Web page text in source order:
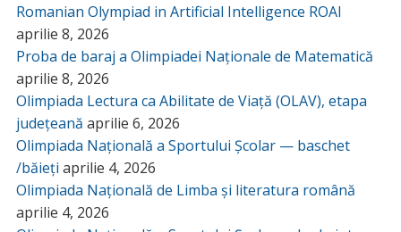
Romanian Olympiad in Artificial Intelligence ROAI
aprilie 8, 2026
Proba de baraj a Olimpiadei Naționale de Matematică
aprilie 8, 2026
Olimpiada Lectura ca Abilitate de Viață (OLAV), etapa
județeană aprilie 6, 2026
Olimpiada Națională a Sportului Școlar — baschet
/băieți aprilie 4, 2026
Olimpiada Națională de Limba și literatura română
aprilie 4, 2026